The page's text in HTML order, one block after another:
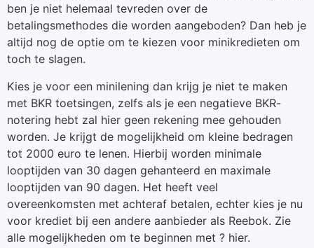
ben je niet helemaal tevreden over de
betalingsmethodes die worden aangeboden? Dan heb je
altijd nog de optie om te kiezen voor minikredieten om
toch te slagen.
Kies je voor een minilening dan krijg je niet te maken
met BKR toetsingen, zelfs als je een negatieve BKR-
notering hebt zal hier geen rekening mee gehouden
worden. Je krijgt de mogelijkheid om kleine bedragen
tot 2000 euro te lenen. Hierbij worden minimale
looptijden van 30 dagen gehanteerd en maximale
looptijden van 90 dagen. Het heeft veel
overeenkomsten met achteraf betalen, echter kies je nu
voor krediet bij een andere aanbieder als Reebok. Zie
alle mogelijkheden om te beginnen met ? hier.